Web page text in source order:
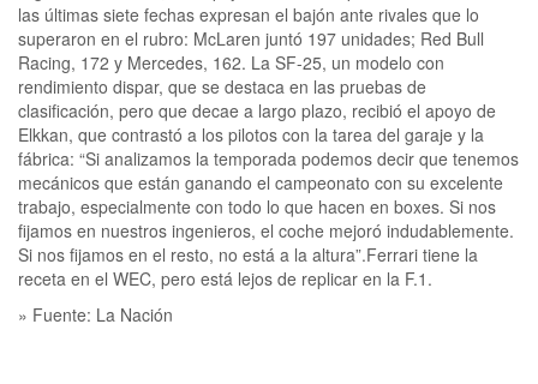
las últimas siete fechas expresan el bajón ante rivales que lo
superaron en el rubro: McLaren juntó 197 unidades; Red Bull
Racing, 172 y Mercedes, 162. La SF-25, un modelo con
rendimiento dispar, que se destaca en las pruebas de
clasificación, pero que decae a largo plazo, recibió el apoyo de
Elkkan, que contrastó a los pilotos con la tarea del garaje y la
fábrica: “Si analizamos la temporada podemos decir que tenemos
mecánicos que están ganando el campeonato con su excelente
trabajo, especialmente con todo lo que hacen en boxes. Si nos
fijamos en nuestros ingenieros, el coche mejoró indudablemente.
Si nos fijamos en el resto, no está a la altura”.Ferrari tiene la
receta en el WEC, pero está lejos de replicar en la F.1.
» Fuente: La Nación